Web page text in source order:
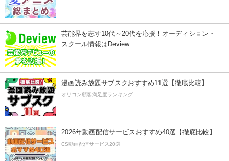
芸能界を志す10代～20代を応援！オーディション・
スクール情報はDeview
漫画読み放題サブスクおすすめ11選【徹底比較】
オリコン顧客満足度ランキング
2026年動画配信サービスおすすめ40選【徹底比較】
CS動画配信サービス20選